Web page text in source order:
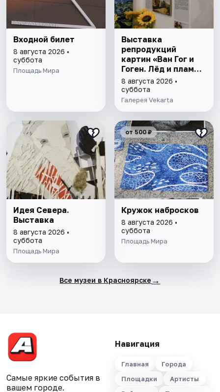
Входной билет
8 августа 2026 •
суббота
Площадь Мира
Выставка
репродукций
картин «Ван Гог и
Гоген. Лёд и пламя.
Два гения. Два
мира. Одна история,
изменившая
Красноярск
8 августа 2026 •
суббота
Галерея Vekarta
Идея Севера.
Выставка
8 августа 2026 •
суббота
Площадь Мира
от 500 ₽
Кружок набросков
8 августа 2026 •
суббота
Площадь Мира
Все музеи в Красноярске →
Самые яркие события в
вашем городе.
Навигация
Главная
Города
Площадки
Артисты